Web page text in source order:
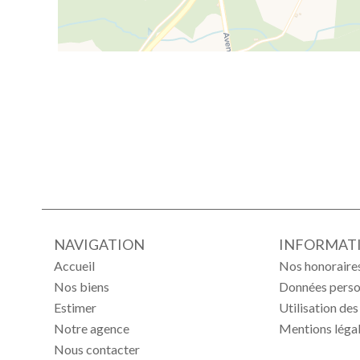
NAVIGATION
Accueil
Nos biens
Estimer
Notre agence
Nous contacter
Nos
Données
Utilisation
Mentions